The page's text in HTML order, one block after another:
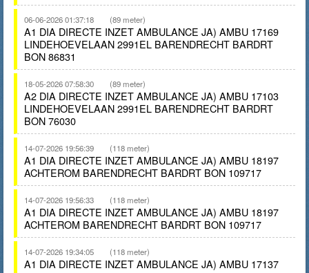
06-06-2026 01:37:18 (89 meter)
A1 DIA DIRECTE INZET AMBULANCE JA) AMBU 17169
LINDEHOEVELAAN 2991EL BARENDRECHT BARDRT
BON 86831
18-05-2026 07:58:30 (89 meter)
A2 DIA DIRECTE INZET AMBULANCE JA) AMBU 17103
LINDEHOEVELAAN 2991EL BARENDRECHT BARDRT
BON 76030
14-07-2026 19:56:39 (118 meter)
A1 DIA DIRECTE INZET AMBULANCE JA) AMBU 18197
ACHTEROM BARENDRECHT BARDRT BON 109717
14-07-2026 19:56:33 (118 meter)
A1 DIA DIRECTE INZET AMBULANCE JA) AMBU 18197
ACHTEROM BARENDRECHT BARDRT BON 109717
14-07-2026 19:34:05 (118 meter)
A1 DIA DIRECTE INZET AMBULANCE JA) AMBU 17137